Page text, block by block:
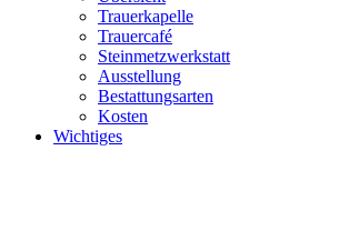
Trauerkapelle
Trauercafé
Steinmetzwerkstatt
Ausstellung
Bestattungsarten
Kosten
Wichtiges